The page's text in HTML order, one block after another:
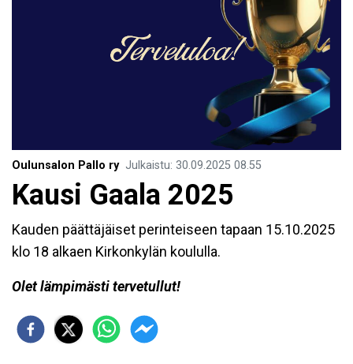
Oulunsalon Pallo ry Julkaistu: 30.09.2025 08.55
Kausi Gaala 2025
Kauden päättäjäiset perinteiseen tapaan 15.10.2025
klo 18 alkaen Kirkonkylän koululla.
Olet lämpimästi tervetullut!